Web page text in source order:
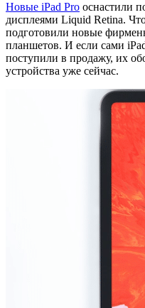
Новые iPad Pro оснастили
дисплеями Liquid Retina.
подготовили новые
планшетов. И если сами
поступили в продажу, их
устройства уже сейчас.